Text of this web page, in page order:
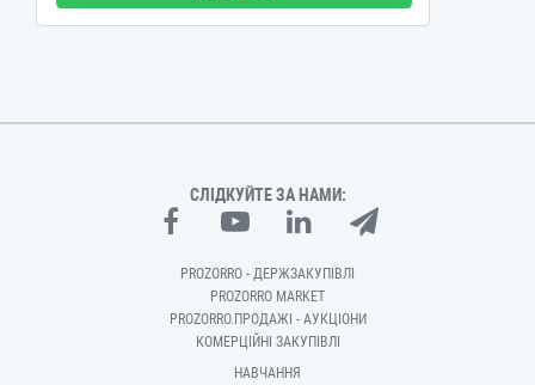
СЛІДКУЙТЕ ЗА НАМИ:
PROZORRO - ДЕРЖЗАКУПІВЛІ
PROZORRO MARKET
PROZORRO.ПРОДАЖІ - АУКЦІОНИ
КОМЕРЦІЙНІ ЗАКУПІВЛІ
НАВЧАННЯ